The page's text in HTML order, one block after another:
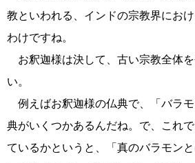
教といわれる、インドの宗教界にお
わけですね。
お釈迦様は決して、古い宗教全体
い。
例えばお釈迦様の仏典で、「バラ
典がいくつかあるんだね。で、これ
ているかというと、「真のバラモン